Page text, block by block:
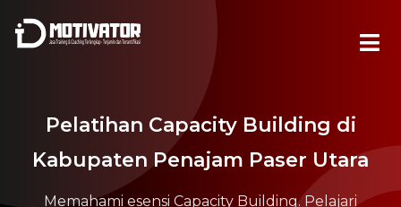
Pelatihan Capacity Building di
Kabupaten Penajam Paser Utara
Memahami esensi Capacity Building. Pelajari